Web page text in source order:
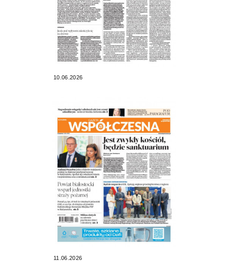
10.06.2026
11.06.2026